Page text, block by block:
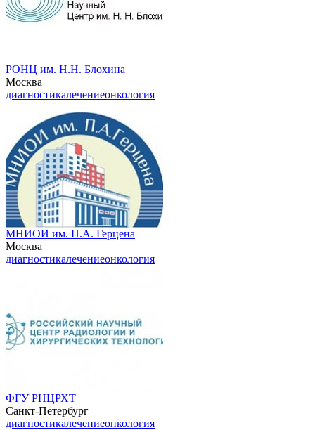
РОНЦ им. Н.Н. Блохина
Москва
диагностикалечениеонкология
МНИОИ им. П.А. Герцена
Москва
диагностикалечениеонкология
ФГУ РНЦРХТ
Санкт-Петербург
диагностикалечениеонкология